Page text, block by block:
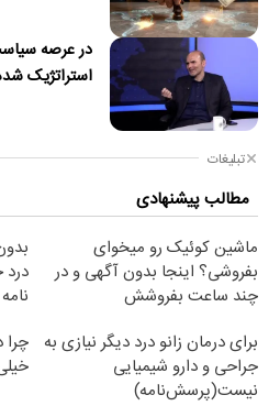
در عرصه
استراتژیک
تبلیغات
مطالب پیشنهادی
ماشین کوئیک رو میخوای
بفروشی؟ اینجا بدون آگهی و در
چند ساعت بفروشش
برای درمان زانو درد دیگر نیازی به
جراحی و دارو شیمیایی
نیست(پرسش‌نامه)
چرا